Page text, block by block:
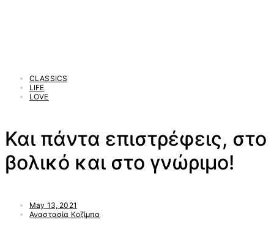
CLASSICS
LIFE
LOVE
Και πάντα επιστρέφεις, στο
βολικό και στο γνώριμο!
May 13, 2021
Αναστασία Κοζίμπα